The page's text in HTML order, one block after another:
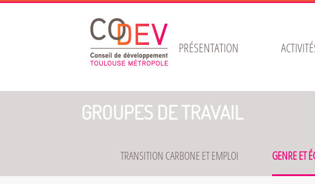
PRÉSENTATION
GROUPES DE TRAVAIL
TRANSITION CARBONE ET EMPLOI GENRE ET
Gestion de vos préférences sur les cookies